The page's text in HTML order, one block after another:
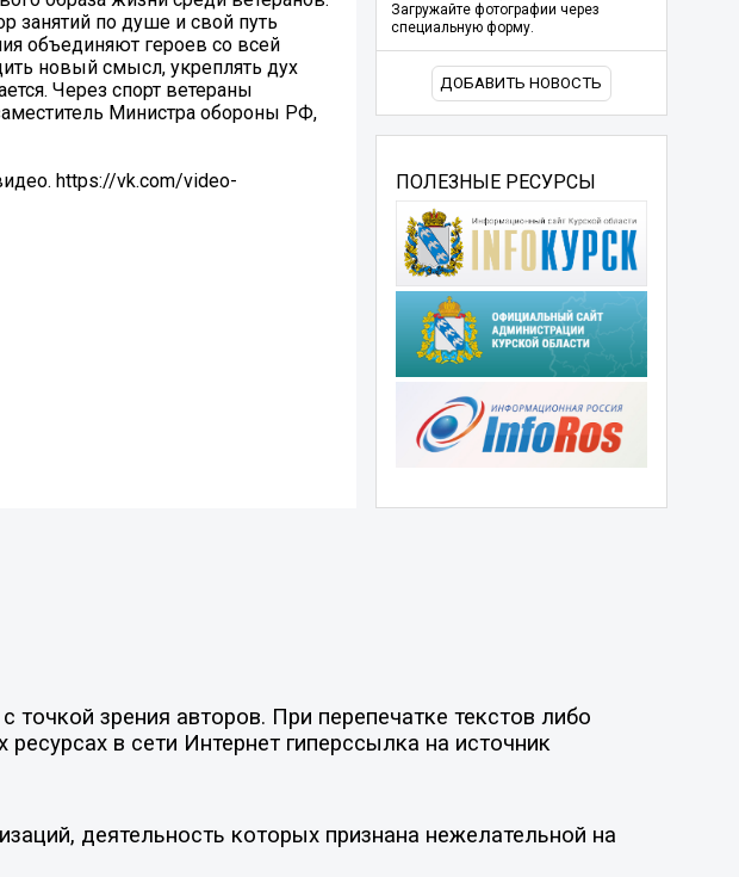
занятий по душе и свой путь
объединяют героев со всей
новый смысл, укреплять дух
Через спорт ветераны
Министра обороны РФ,
https://vk.com/video-
Загружайте фотографии через
специальную форму.
ДОБАВИТЬ НОВОСТЬ
ПОЛЕЗНЫЕ РЕСУРСЫ
зрения авторов. При перепечатке текстов либо
в сети Интернет гиперссылка на источник
деятельность которых признана нежелательной на